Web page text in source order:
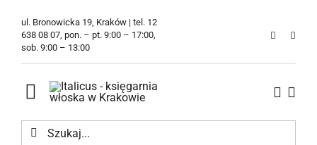
Przejdź
zawartości
ul. Bronowicka 19, Kraków | tel. 12
638 08 07, pon. – pt. 9:00 – 17:00,
sob. 9:00 – 13:00
Toggle
Navigation
Księgarnia
Szukaj